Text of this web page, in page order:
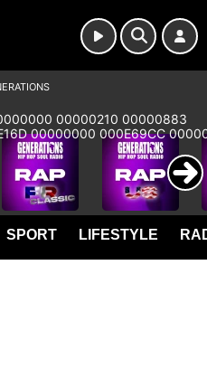
SPORT LIFESTYLE
00000210 00000883
00000000 000E69CC
00000000 00000000